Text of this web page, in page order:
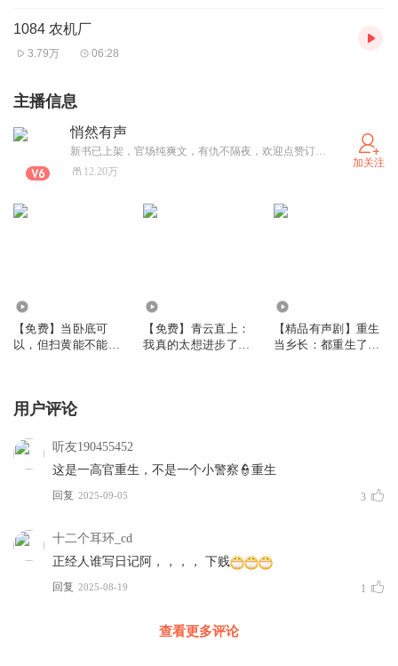
1084 农机厂
3.79万 06:28
主播信息
悄然有声
新书已上架，官场纯爽文，有仇不隔夜，欢迎点赞订阅评论。
12.20万
加关注
【免费】当卧底可
以，但扫黄能不能别
【免费】青云直上：
我真的太想进步了！
【精品有声剧】重生
当乡长：都重生了谁
用户评论
听友190455452
这是一高官重生，不是一个小警察👮重生
回复 2025-09-05 3
十二个耳环_cd
正经人谁写日记阿，，，， 下贱
回复 2025-08-19 1
查看更多评论